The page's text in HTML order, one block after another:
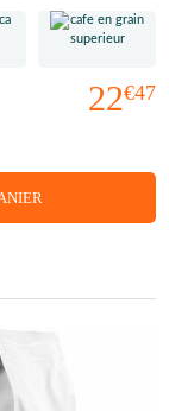
22€47